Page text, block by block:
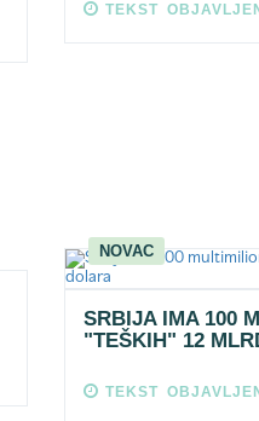
TEKST
NOVAC
SRBIJA IMA 100
"TEŠKIH" 12
TEKST